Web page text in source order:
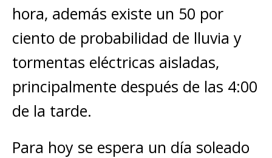
hora, además existe un 50 por
ciento de probabilidad de lluvia y
tormentas eléctricas aisladas,
principalmente después de las 4:00
de la tarde.
Para hoy se espera un día soleado